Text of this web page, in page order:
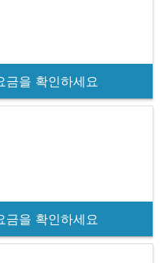
금을 확인하세요
금을 확인하세요